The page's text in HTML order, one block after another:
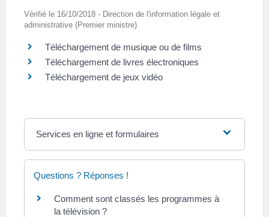
Vérifié le 16/10/2018 - Direction de l'information légale et
administrative (Premier ministre)
Téléchargement de musique ou de films
Téléchargement de livres électroniques
Téléchargement de jeux vidéo
Services en ligne et formulaires
Questions ? Réponses !
Comment sont classés les programmes à
la télévision ?